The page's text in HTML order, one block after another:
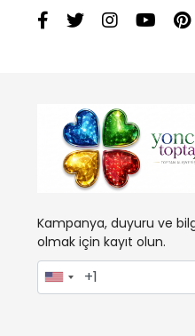
Kampanya, duyuru ve
olmak için kayıt olun.